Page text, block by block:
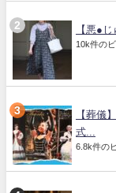
【悪●
10k件の
【葬儀
式...
6.8k件の